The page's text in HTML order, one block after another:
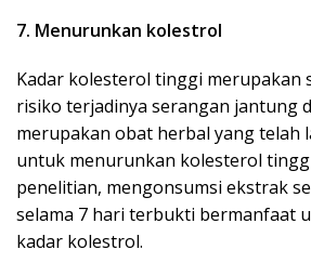
7. Menurunkan kolestrol
Kadar kolesterol tinggi merupakan
risiko terjadinya serangan jantung
merupakan obat herbal yang telah
untuk menurunkan kolesterol
penelitian, mengonsumsi ekstrak
selama 7 hari terbukti bermanfaat
kadar kolestrol.